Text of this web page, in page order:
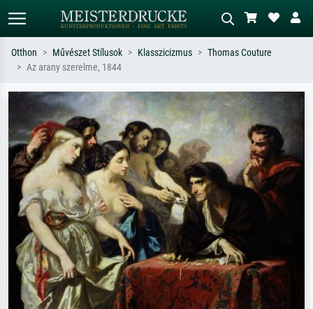
Keressen művész, műcím vagy stílus
szerint – pl. Monet, Csillagos éj,
impresszionizmus, Hokusai-hullám,
akt.
Írja le a jelenetet – pl. zöld rét, sok
piros absztrakt, sötét olajkép, álló akt
egy fa mellett.
Otthon Művészet Stílusok Klasszicizmus
Thomas Couture
Az arany szerelme, 1844